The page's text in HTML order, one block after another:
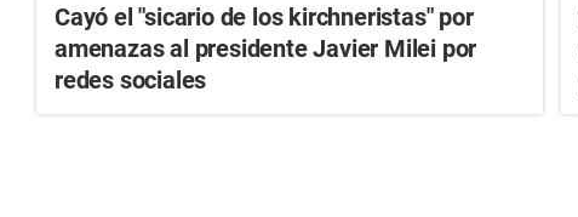
Cayó el "sicario de los kirchneristas" por
amenazas al presidente Javier Milei por
redes sociales